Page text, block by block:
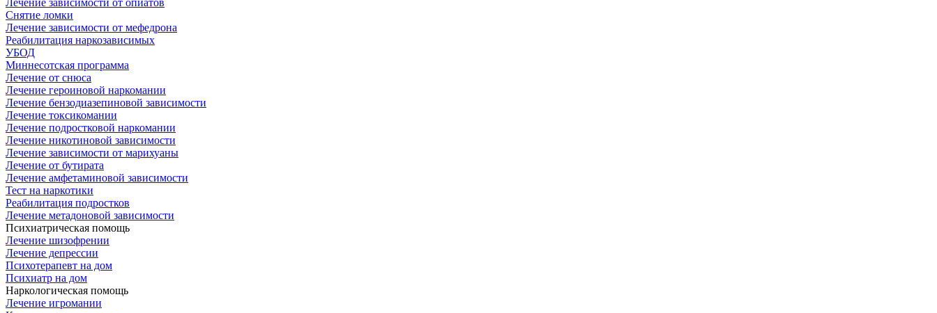
Лечение зависимости от опиатов
Снятие ломки
Лечение зависимости от мефедрона
Реабилитация наркозависимых
УБОД
Миннесотская программа
Лечение от снюса
Лечение героиновой наркомании
Лечение бензодиазепиновой зависимости
Лечение токсикомании
Лечение подростковой наркомании
Лечение никотиновой зависимости
Лечение зависимости от марихуаны
Лечение от бутирата
Лечение амфетаминовой зависимости
Тест на наркотики
Реабилитация подростков
Лечение метадоновой зависимости
Психиатрическая помощь
Лечение шизофрении
Лечение депрессии
Психотерапевт на дом
Психиатр на дом
Наркологическая помощь
Лечение игромании